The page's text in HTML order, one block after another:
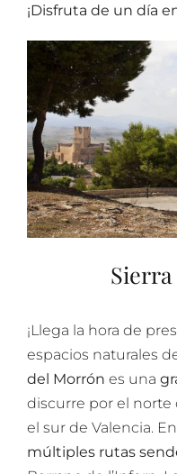
¡Disfruta de un día
¡Llega la hora de
espacios naturales
del Morrón es una
discurre por el norte
el sur de Valencia.
múltiples rutas